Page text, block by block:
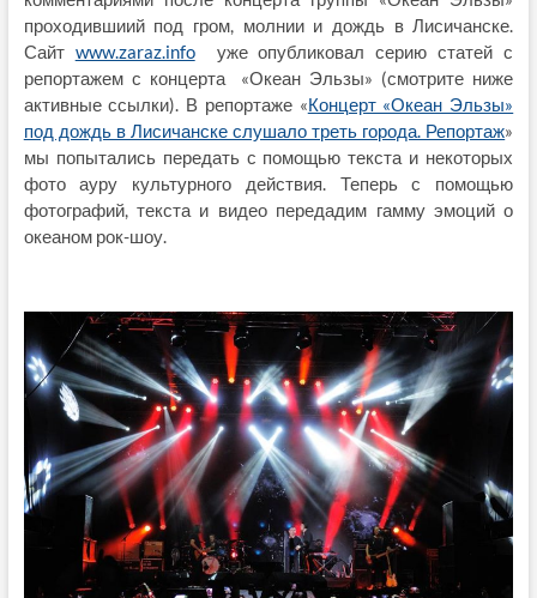
проходившиий под гром, молнии и дождь в Лисичанске.
Сайт www.zaraz.infoуже опубликовал серию статей с
репортажем с концерта «Океан Эльзы» (смотрите ниже
активные ссылки). В репортаже «Концерт «Океан Эльзы»
под дождь в Лисичанске слушало треть города. Репортаж»
мы попытались передать с помощью текста и некоторых
фото ауру культурного действия. Теперь с помощью
фотографий, текста и видео передадим гамму эмоций о
океаном рок-шоу.